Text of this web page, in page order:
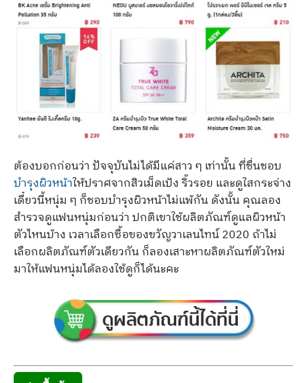
ต้องบอกก่อนว่า ปัจจุบันไม่ได้มีแค่สาว ๆ เท่านั้น ที่ชื่นชอบ
บำรุงผิวหน้าให้ปราศจากสิวเม็ดเป้ง ริ้วรอย และดูใสกระจ่าง
เดี๋ยวนี้หนุ่ม ๆ ก็ชอบบำรุงผิวหน้าไม่แพ้กัน ดังนั้น คุณลอง
สำรวจดูแฟนหนุ่มก่อนว่า ปกติเขาใช้ผลิตภัณฑ์ดูแลผิวหน้า
ตัวไหนบ้าง เวลาเลือกซื้อของขวัญวาเลนไทน์ 2020 ถ้าไม่
เลือกผลิตภัณฑ์ตัวเดียวกัน ก็ลองเสาะหาผลิตภัณฑ์ตัวใหม่
มาให้แฟนหนุ่มได้ลองใช้ดูก็ได้นะคะ